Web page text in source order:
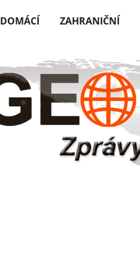
DOMÁCÍ ZAHRANIČNÍ